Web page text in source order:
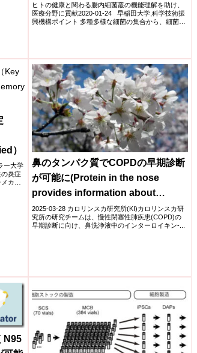
ヒトの健康と関わる腸内細菌叢の機能理解を助け、
医療分野に貢献2020-01-24 早稲田大学,科学技術振
興機構ポイント 多種多様な細菌の集合から、細菌1
）
ー大学
炎症
カニ
鼻のタンパク質でCOPDの早期診断
が可能に(Protein in the nose
provides information about
COPD)
2025-03-28 カロリンスカ研究所(KI)​カロリンスカ研
究所の研究チームは、慢性閉塞性肺疾患(COPD)の
早期診断に向け、鼻洗浄液中のインターロイキン-...
N95